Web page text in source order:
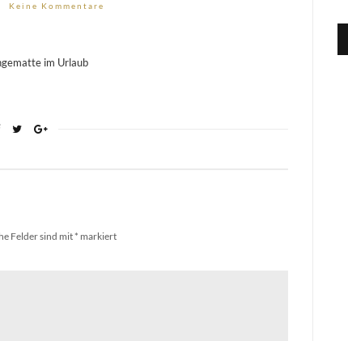
Keine Kommentare
im Urlaub
Felder sind mit * markiert